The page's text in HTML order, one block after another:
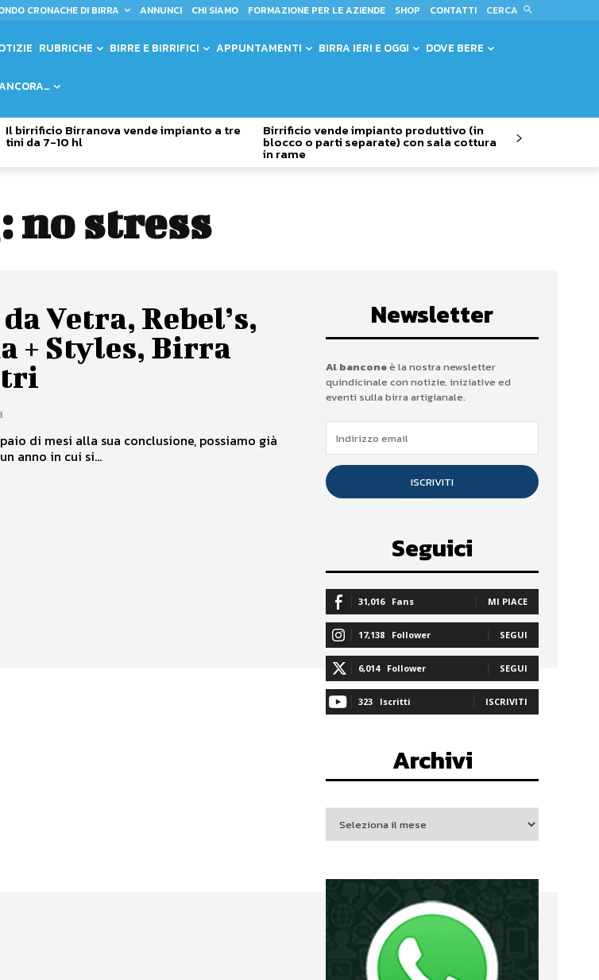
CRONACHE DI BIRRA ANNUNCI CHI SIAMO FORMAZIONE PER LE AZIENDE SHOP CONTATTI CERCA
RUBRICHE BIRRE E BIRRIFICI APPUNTAMENTI BIRRA IERI E OGGI DOVE BERE
Il birrificio Birranova vende impianto a tre
tini da 7-10 hl
Birrificio vende impianto produttivo (in
blocco o parti separate) con sala cottura
in rame
no stress
Vetra, Rebel’s,
+ Styles, Birra
di mesi alla sua conclusione, possiamo già
anno in cui si...
Newsletter
Al banconeè la nostra newsletter
quindicinale con notizie, iniziative ed
eventi sulla birra artigianale.
ISCRIVITI
Seguici
31,016 Fans MI PIACE
17,138 Follower SEGUI
6,014 Follower SEGUI
323 Iscritti ISCRIVITI
Archivi